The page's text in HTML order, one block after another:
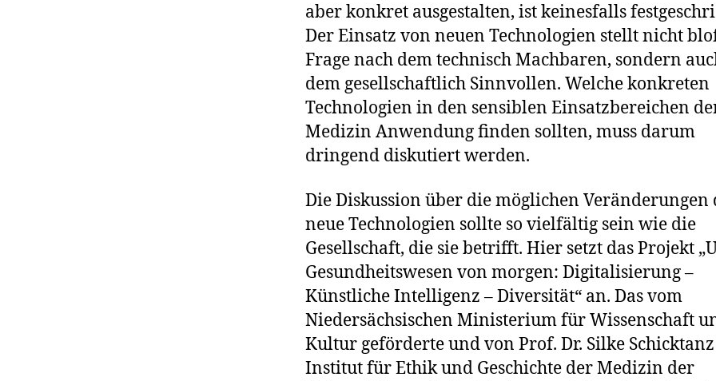
aber konkret ausgestalten, ist keinesfalls
Der Einsatz von neuen Technologien stellt nicht
Frage nach dem technisch Machbaren, sondern
dem gesellschaftlich Sinnvollen. Welche konkreten
Technologien in den sensiblen Einsatzbereichen
Medizin Anwendung finden sollten, muss darum
dringend diskutiert werden.
Die Diskussion über die möglichen Veränderungen
neue Technologien sollte so vielfältig sein wie die
Gesellschaft, die sie betrifft. Hier setzt das Projekt
Gesundheitswesen von morgen: Digitalisierung –
Künstliche Intelligenz – Diversität“ an. Das vom
Niedersächsischen Ministerium für Wissenschaft
Kultur geförderte und von Prof. Dr. Silke
Institut für Ethik und Geschichte der Medizin der